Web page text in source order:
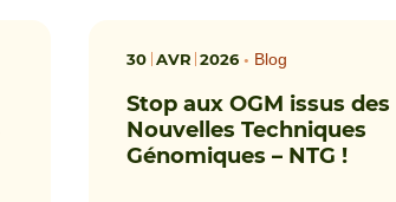
30 AVR 2026 • Blog
Stop aux OGM issus des
Nouvelles Techniques
Génomiques – NTG !